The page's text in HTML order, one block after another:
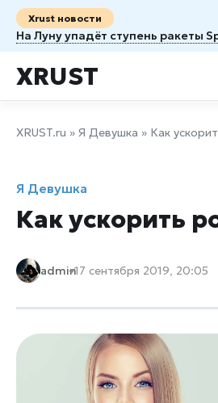
Xrust новости
На Луну упадёт ступень ракеты
XRUST
XRUST.ru » Я Девушка » Как
Я Девушка
Как ускорить
admin17 сентября 2019, 20:05